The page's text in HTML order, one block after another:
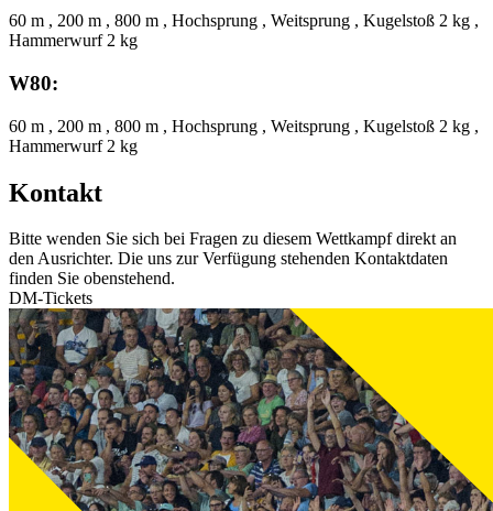
60 m , 200 m , 800 m , Hochsprung , Weitsprung , Kugelstoß 2 kg ,
Hammerwurf 2 kg
W80:
60 m , 200 m , 800 m , Hochsprung , Weitsprung , Kugelstoß 2 kg ,
Hammerwurf 2 kg
Kontakt
Bitte wenden Sie sich bei Fragen zu diesem Wettkampf direkt an
den Ausrichter. Die uns zur Verfügung stehenden Kontaktdaten
finden Sie obenstehend.
DM-Tickets